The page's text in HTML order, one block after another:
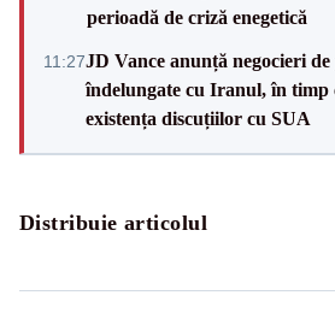
perioadă de criză enegetică
11:27JD Vance anunță negocieri de
îndelungate cu Iranul, în timp
existența discuțiilor cu SUA
Distribuie articolul